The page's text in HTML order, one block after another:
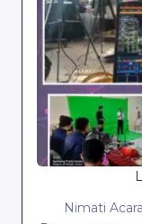
Nimati